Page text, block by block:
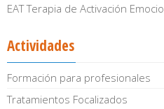
EAT Terapia de Activación
Actividades
Formación para profesionales
Tratamientos Focalizados